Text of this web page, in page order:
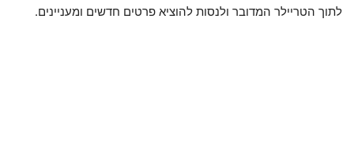
לתוך הטריילר המדובר ולנסות להוציא פרטים חדשים ומעניינים.